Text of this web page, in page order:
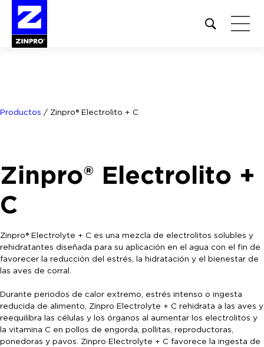
Open
site
Productos / Zinpro® Electrolito + C
Zinpro® Electrolito +
C
Zinpro® Electrolyte + C es una mezcla de electrolitos solubles y
rehidratantes diseñada para su aplicación en el agua con el fin de
favorecer la reducción del estrés, la hidratación y el bienestar de
las aves de corral.
Durante periodos de calor extremo, estrés intenso o ingesta
reducida de alimento, Zinpro Electrolyte + C rehidrata a las aves y
reequilibra las células y los órganos al aumentar los electrolitos y
la vitamina C en pollos de engorda, pollitas, reproductoras,
ponedoras y pavos. Zinpro Electrolyte + C favorece la ingesta de